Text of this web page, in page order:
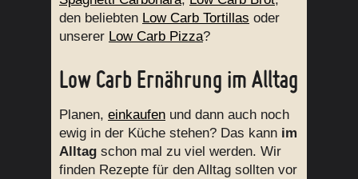
den beliebten Low Carb Tortillas oder
unserer Low Carb Pizza?
Low Carb Ernährung im Alltag
Planen, einkaufen und dann auch noch
ewig in der Küche stehen? Das kann im
Alltag schon mal zu viel werden. Wir
finden Rezepte für den Alltag sollten vor